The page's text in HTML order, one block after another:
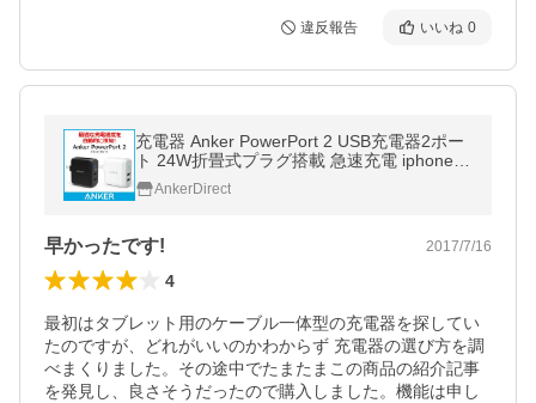
違反報告 いいね 0
充電器 Anker PowerPort 2 USB充電器2ポー
ト 24W折畳式プラグ搭載 急速充電 iphone iP
ad等スマホ・タブレット対応
AnkerDirect
早かったです! 2017/7/16
4
最初はタブレット用のケーブル一体型の充電器を探してい
たのですが、どれがいいのかわからず 充電器の選び方を調
べまくりました。その途中でたまたまこの商品の紹介記事
を発見し、良さそうだったので購入しました。機能は申し